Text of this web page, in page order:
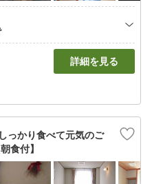
詳細を見る
っかり食べて元気のご
食付】